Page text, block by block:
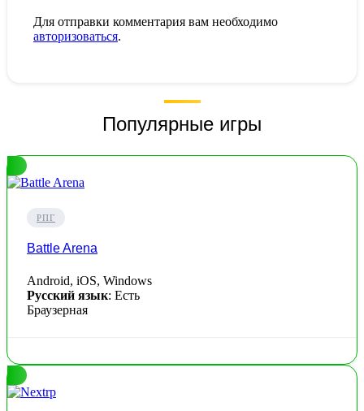
Для отправки комментария вам необходимо
авторизоваться.
Популярные игры
РПГ
Battle Arena
Android, iOS, Windows
Русский язык: Есть
Браузерная